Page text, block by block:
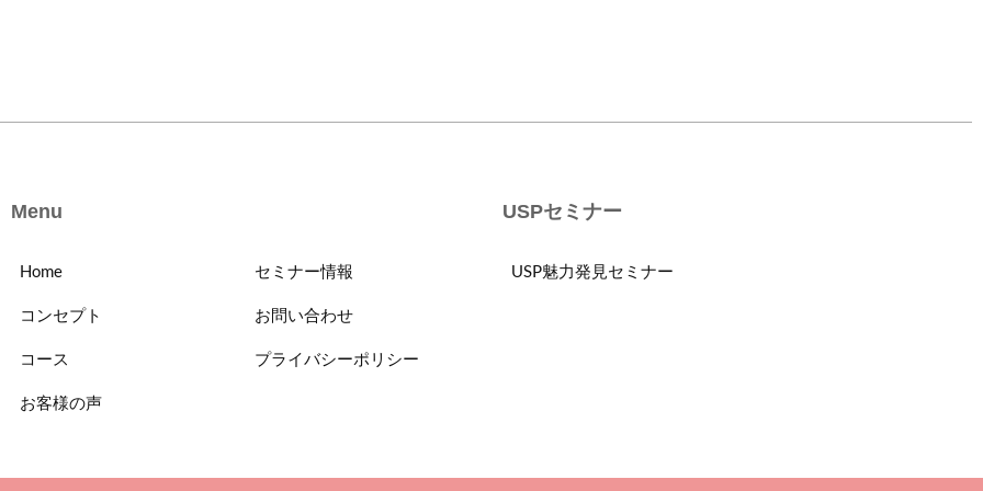
Menu
Home
コンセプト
コース
お客様の声
セミナー情報
お問い合わせ
プライバシーポリシー
USPセミナー
USP魅力発見セミナー